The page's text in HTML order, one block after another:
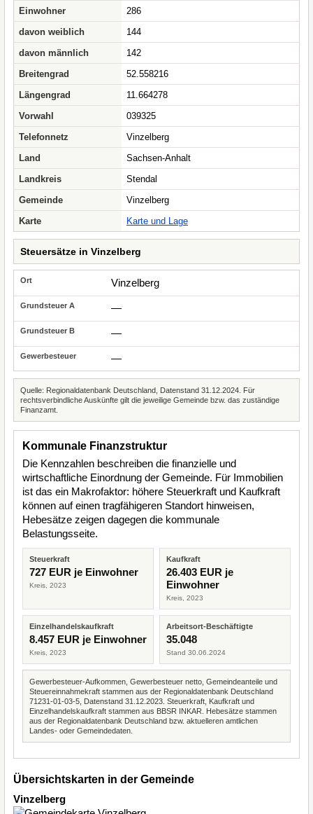
Einwohner
286
davon weiblich
144
davon männlich
142
Breitengrad
52.558216
Längengrad
11.664278
Vorwahl
039325
Telefonnetz
Vinzelberg
Land
Sachsen-Anhalt
Landkreis
Stendal
Gemeinde
Vinzelberg
Karte
Karte und Lage
Steuersätze in Vinzelberg
Vinzelberg
—
—
—
Quelle: Regionaldatenbank Deutschland, Datenstand 31.12.2024. Für
rechtsverbindliche Auskünfte gilt die jeweilige Gemeinde bzw. das zuständige
Finanzamt.
Kommunale Finanzstruktur
Die Kennzahlen beschreiben die finanzielle und
wirtschaftliche Einordnung der Gemeinde. Für Immobilien
ist das ein Makrofaktor: höhere Steuerkraft und Kaufkraft
können auf einen tragfähigeren Standort hinweisen,
Hebesätze zeigen dagegen die kommunale
Belastungsseite.
Steuerkraft
727 EUR je Einwohner
Kreis, 2023
Kaufkraft
26.403 EUR je
Einwohner
Kreis, 2023
Einzelhandelskaufkraft
8.457 EUR je Einwohner
Kreis, 2023
Arbeitsort-Beschäftigte
35.048
Stand 30.06.2024
Gewerbesteuer-Aufkommen, Gewerbesteuer netto, Gemeindeanteile und
Steuereinnahmekraft stammen aus der Regionaldatenbank Deutschland
71231-01-03-5, Datenstand 31.12.2023. Steuerkraft, Kaufkraft und
Einzelhandelskaufkraft stammen aus BBSR INKAR. Hebesätze stammen
aus der Regionaldatenbank Deutschland bzw. aktuelleren amtlichen
Landes- oder Gemeindedaten.
Übersichtskarten in der Gemeinde
Vinzelberg